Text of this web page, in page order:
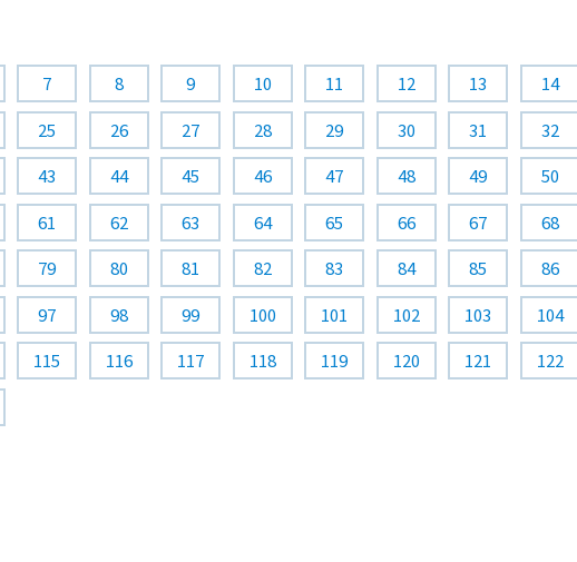
7 8 9 10 11 12 13 14
25 26 27 28 29 30 31 32
43 44 45 46 47 48 49 50
61 62 63 64 65 66 67 68
79 80 81 82 83 84 85 86
97 98 99 100 101 102 103 104
115 116 117 118 119 120 121 122